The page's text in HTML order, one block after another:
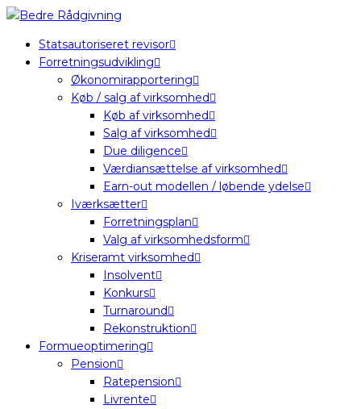
Statsautoriseret revisor
Forretningsudvikling
Økonomirapportering
Køb / salg af virksomhed
Køb af virksomhed
Salg af virksomhed
Due diligence
Værdiansættelse af virksomhed
Earn-out modellen / løbende ydelse
Iværksætter
Forretningsplan
Valg af virksomhedsform
Kriseramt virksomhed
Insolvent
Konkurs
Turnaround
Rekonstruktion
Formueoptimering
Pension
Ratepension
Livrente